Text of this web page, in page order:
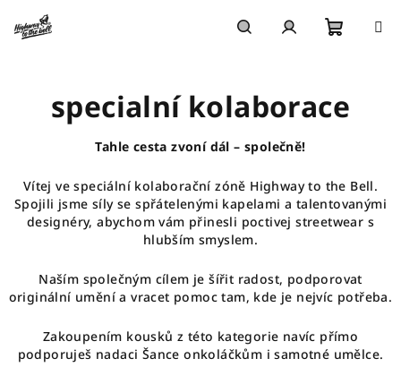
na
obsah
košík
specialní kolaborace
Tahle cesta zvoní dál – společně!
Vítej ve speciální kolaborační zóně Highway to the Bell.
Spojili jsme síly se spřátelenými kapelami a talentovanými
designéry, abychom vám přinesli poctivej streetwear s
hlubším smyslem.
Naším společným cílem je šířit radost, podporovat
originální umění a vracet pomoc tam, kde je nejvíc potřeba.
Zakoupením kousků z této kategorie navíc přímo
podporuješ nadaci Šance onkoláčkům i samotné umělce.